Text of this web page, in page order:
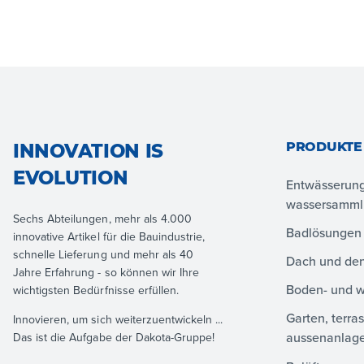
INNOVATION IS
EVOLUTION
Sechs Abteilungen, mehr als 4.000
innovative Artikel für die Bauindustrie,
schnelle Lieferung und mehr als 40
Jahre Erfahrung - so können wir Ihre
wichtigsten Bedürfnisse erfüllen.
Innovieren, um sich weiterzuentwickeln ...
Das ist die Aufgabe der Dakota-Gruppe!
PRODUKTE
Badlösungen
Dach und
Boden- und
Garten,